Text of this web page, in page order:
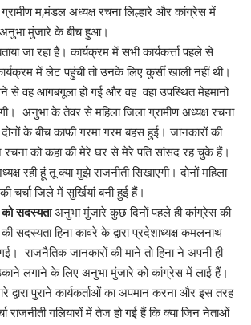
ग्रामीण म,मंडल अध्यक्ष रचना लिल्हारे और कांग्रेस में
अनुभा मुंजारे के बीच हुआ।
जा रहा हैं। कार्यक्रम में सभी कार्यकर्त्ता पहले से
में लेट पहुंची तो उनके लिए कुर्सी खाली नहीं थी।
से वह आगबगूला हो गई और वह वहा उपस्थित मेहमानो
अनुभा के तेवर से महिला जिला ग्रामीण अध्यक्ष रचना
के बीच काफी गरमा गरम बहस हुई। जानकारों की
रचना को कहा की मेरे घर से मेरे पति सांसद रह चुके हैं।
रही हूं तू क्या मुझे राजनीती सिखाएगी। दोनों महिला
चर्चा जिले में सुर्खियां बनी हुई हैं।
को सदस्यताअनुभा मुंजारे कुछ दिनों पहले ही कांग्रेस की
सदस्यता हिना कावरे के द्वारा प्रदेशाध्यक्ष कमलनाथ
राजनैतिक जानकारों की माने तो हिना ने अपनी ही
ठिकाने लगाने के लिए अनुभा मुंजारे को कांग्रेस में लाई हैं।
पुराने कार्यकर्ताओं का अपमान करना और इस तरह
राजनीती गलियारों में तेज हो गई हैं कि क्या जिन नेताओं